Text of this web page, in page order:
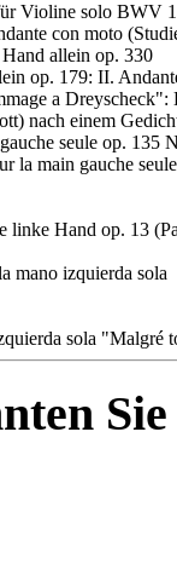
Violine solo BWV
con moto
allein op. 330
op. 179: II.
a Dreyscheck":
nach einem
seule op. 135
la main gauche
linke Hand op. 13
mano izquierda sola
sola "Malgré